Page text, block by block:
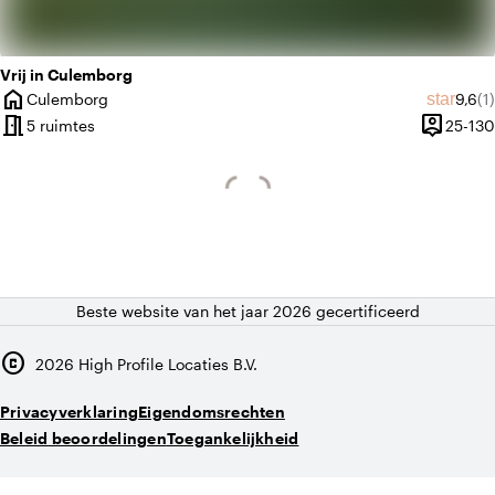
Vrij in Culemborg
home
Plaats
Culemborg star9,6(1)
meeting_room5 ruimtes person_pin25-130
Beste website van het jaar 2026 gecertificeerd
copyright 2026 High Profile Locaties B.V.
PrivacyverklaringEigendomsrechten
Beleid beoordelingenToegankelijkheid